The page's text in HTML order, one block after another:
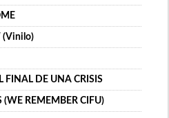
(Vinilo)
FINAL DE UNA CRISIS
(WE REMEMBER CIFU)